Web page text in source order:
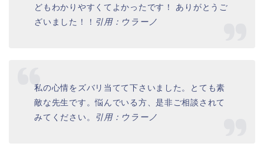
どもわかりやすくてよかったです！ ありがとうご
ざいました！！ 引用：ウラーノ
私の心情をズバリ当てて下さいました。とても素
敵な先生です。悩んでいる方、是非ご相談されて
みてください。
引用：ウラーノ